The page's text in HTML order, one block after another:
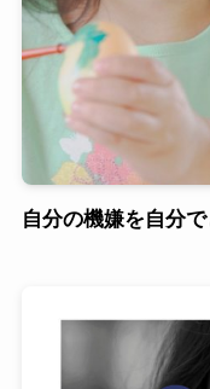
自分の機嫌を自分